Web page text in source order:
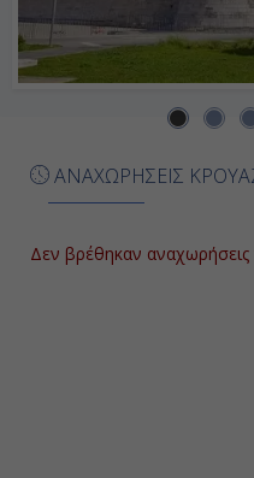
ΑΝΑΧΩΡΗΣΕΙΣ
Δεν βρέθηκαν